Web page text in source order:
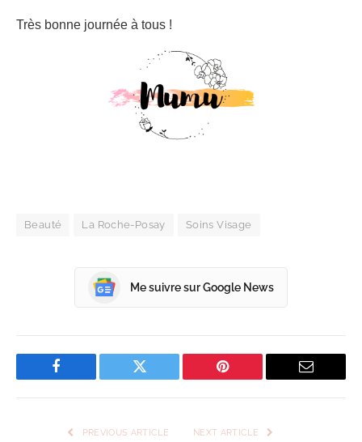
Très bonne journée à tous !
Beauté La Roche-Posay Soins Visage
Me suivre sur Google News
Facebook Twitter Pinterest Email
PREVIOUS ARTICLE NEXT ARTICLE